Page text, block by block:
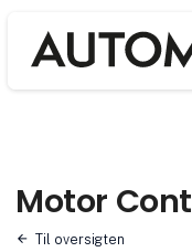
Motor
Til oversigten